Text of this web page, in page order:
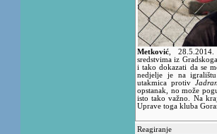
Metković
sredstvima iz
i tako dokazati da se
nedjelje je na
utakmica protiv
opstanak, no može
isto tako važno. Na
Uprave toga kluba
Reagiranje